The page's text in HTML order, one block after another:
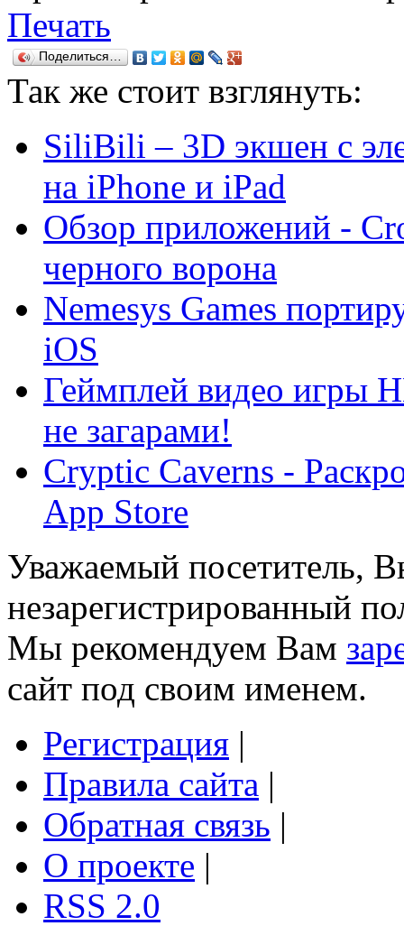
Печать
Поделиться…
Так же стоит взглянуть:
SiliBili – 3D экшен с
на iPhone и iPad
Обзор приложений -
черного ворона
Nemesys Games
iOS
Геймплей видео игры
не загарами!
Cryptic Caverns -
App Store
Уважаемый посетитель,
незарегистрированный
Мы рекомендуем Вам
сайт под своим именем.
Регистрация |
Правила сайта |
Обратная связь |
О проекте |
RSS 2.0